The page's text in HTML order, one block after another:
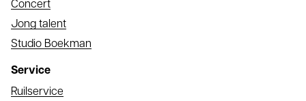
Concert
Jong talent
Studio Boekman
Service
Ruilservice